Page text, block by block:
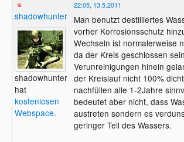
shadowhunter
shadowhunter
hat
kostenlosen
Webspace.
22:05, 13.5.2011
Man benutzt destilliertes
vorher Korrosionsschutz
Wechseln ist normalerweise
da der Kreis geschlossen
Verunreinigungen hinein
der Kreislauf nicht 100%
nachfüllen alle 1-2Jahre
bedeutet aber nicht, dass
austreten sondern es
geringer Teil des Wassers.